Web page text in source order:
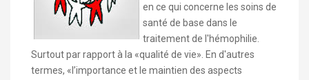
en ce qui concerne les soins de
santé de base dans le
traitement de l'hémophilie.
Surtout par rapport à la «qualité de vie». En d'autres
termes, «l’importance et le maintien des aspects